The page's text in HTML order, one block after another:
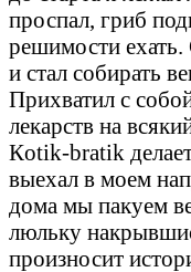
проспал, гриб
решимости ехать.
и стал собирать
Прихватил с
лекарств на
Кotik-bratik
выехал в моем
дома мы пакуем
люльку
произносит